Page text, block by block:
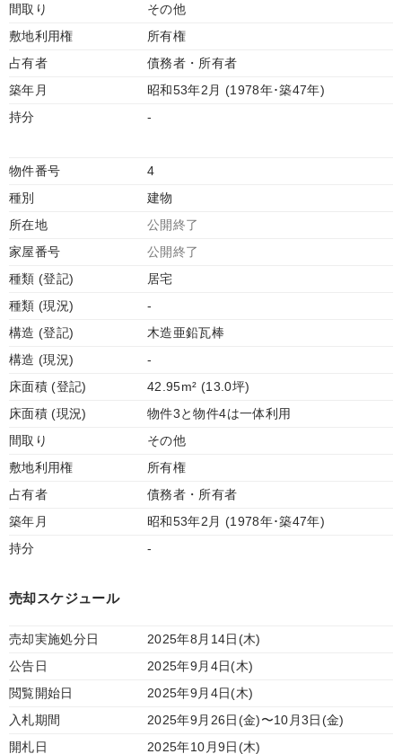
間取り
その他
敷地利用権
所有権
占有者
債務者・所有者
築年月
昭和53年2月 (1978年･築47年)
持分
-
物件番号
4
種別
建物
所在地
公開終了
家屋番号
公開終了
種類 (登記)
居宅
種類 (現況)
-
構造 (登記)
木造亜鉛瓦棒
構造 (現況)
-
床面積 (登記)
42.95m² (13.0坪)
床面積 (現況)
物件3と物件4は一体利用
間取り
その他
敷地利用権
所有権
占有者
債務者・所有者
築年月
昭和53年2月 (1978年･築47年)
持分
-
売却スケジュール
売却実施処分日
2025年8月14日(木)
公告日
2025年9月4日(木)
閲覧開始日
2025年9月4日(木)
入札期間
2025年9月26日(金)〜10月3日(金)
開札日
2025年10月9日(木)